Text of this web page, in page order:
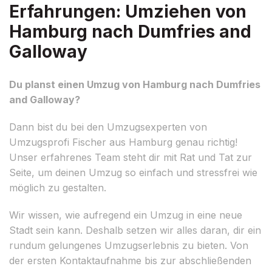
Erfahrungen: Umziehen von
Hamburg nach Dumfries and
Galloway
Du planst einen Umzug von Hamburg nach Dumfries
and Galloway?
Dann bist du bei den Umzugsexperten von
Umzugsprofi Fischer aus Hamburg genau richtig!
Unser erfahrenes Team steht dir mit Rat und Tat zur
Seite, um deinen Umzug so einfach und stressfrei wie
möglich zu gestalten.
Wir wissen, wie aufregend ein Umzug in eine neue
Stadt sein kann. Deshalb setzen wir alles daran, dir ein
rundum gelungenes Umzugserlebnis zu bieten. Von
der ersten Kontaktaufnahme bis zur abschließenden